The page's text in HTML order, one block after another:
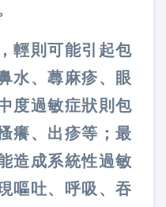
輕則可能引起包
水、蕁麻疹、眼
度過敏症狀則包
癢、出疹等；最
造成系統性過敏
嘔吐、呼吸、吞